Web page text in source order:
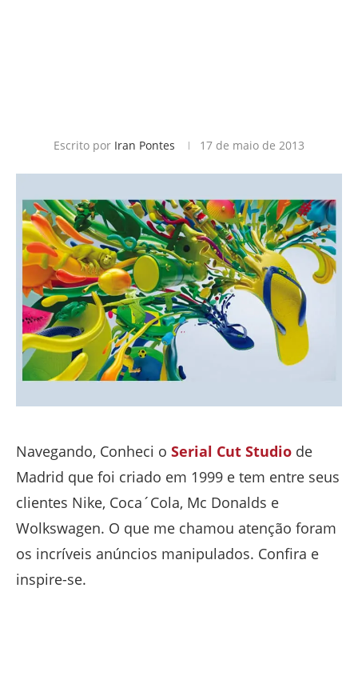
Escrito por Iran Pontes 17 de maio de 2013
Navegando, Conheci o Serial Cut Studio de
Madrid que foi criado em 1999 e tem entre seus
clientes Nike, Coca´Cola, Mc Donalds e
Wolkswagen. O que me chamou atenção foram
os incríveis anúncios manipulados. Confira e
inspire-se.